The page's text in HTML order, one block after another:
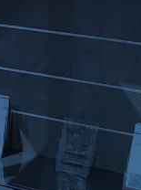
溶湯搬
07
沿革
04
求める人